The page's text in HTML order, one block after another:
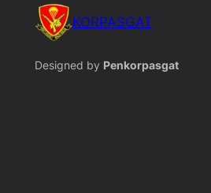
KORPASGAT
Designed by Penkorpasgat